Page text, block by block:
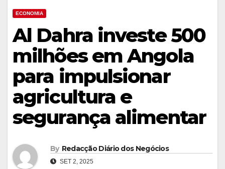
ECONOMIA
Al Dahra investe 500
milhões em Angola
para impulsionar
agricultura e
segurança alimentar
By Redacção Diário dos Negócios
SET 2, 2025